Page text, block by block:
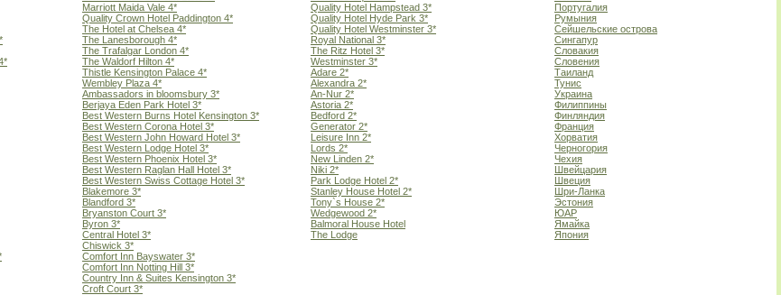
Marriott Maida Vale 4*
Quality Crown Hotel Paddington 4*
The Hotel at Chelsea 4*
The Lanesborough 4*
The Trafalgar London 4*
The Waldorf Hilton 4*
Thistle Kensington Palace 4*
Wembley Plaza 4*
Ambassadors in bloomsbury 3*
Berjaya Eden Park Hotel 3*
Best Western Burns Hotel Kensington 3*
Best Western Corona Hotel 3*
Best Western John Howard Hotel 3*
Best Western Lodge Hotel 3*
Best Western Phoenix Hotel 3*
Best Western Raglan Hall Hotel 3*
Best Western Swiss Cottage Hotel 3*
Blakemore 3*
Blandford 3*
Bryanston Court 3*
Byron 3*
Central Hotel 3*
Chiswick 3*
Comfort Inn Bayswater 3*
Comfort Inn Notting Hill 3*
Country Inn & Suites Kensington 3*
Croft Court 3*
Quality Hotel Hampstead 3*
Quality Hotel Hyde Park 3*
Quality Hotel Westminster 3*
Royal National 3*
The Ritz Hotel 3*
Westminster 3*
Adare 2*
Alexandra 2*
An-Nur 2*
Astoria 2*
Bedford 2*
Generator 2*
Leisure Inn 2*
Lords 2*
New Linden 2*
Niki 2*
Park Lodge Hotel 2*
Stanley House Hotel 2*
Tony`s House 2*
Wedgewood 2*
Balmoral House Hotel
The Lodge
Португалия
Румыния
Сейшельские острова
Сингапур
Словакия
Словения
Таиланд
Тунис
Украина
Филиппины
Финляндия
Франция
Хорватия
Черногория
Чехия
Швейцария
Швеция
Шри-Ланка
Эстония
ЮАР
Ямайка
Япония